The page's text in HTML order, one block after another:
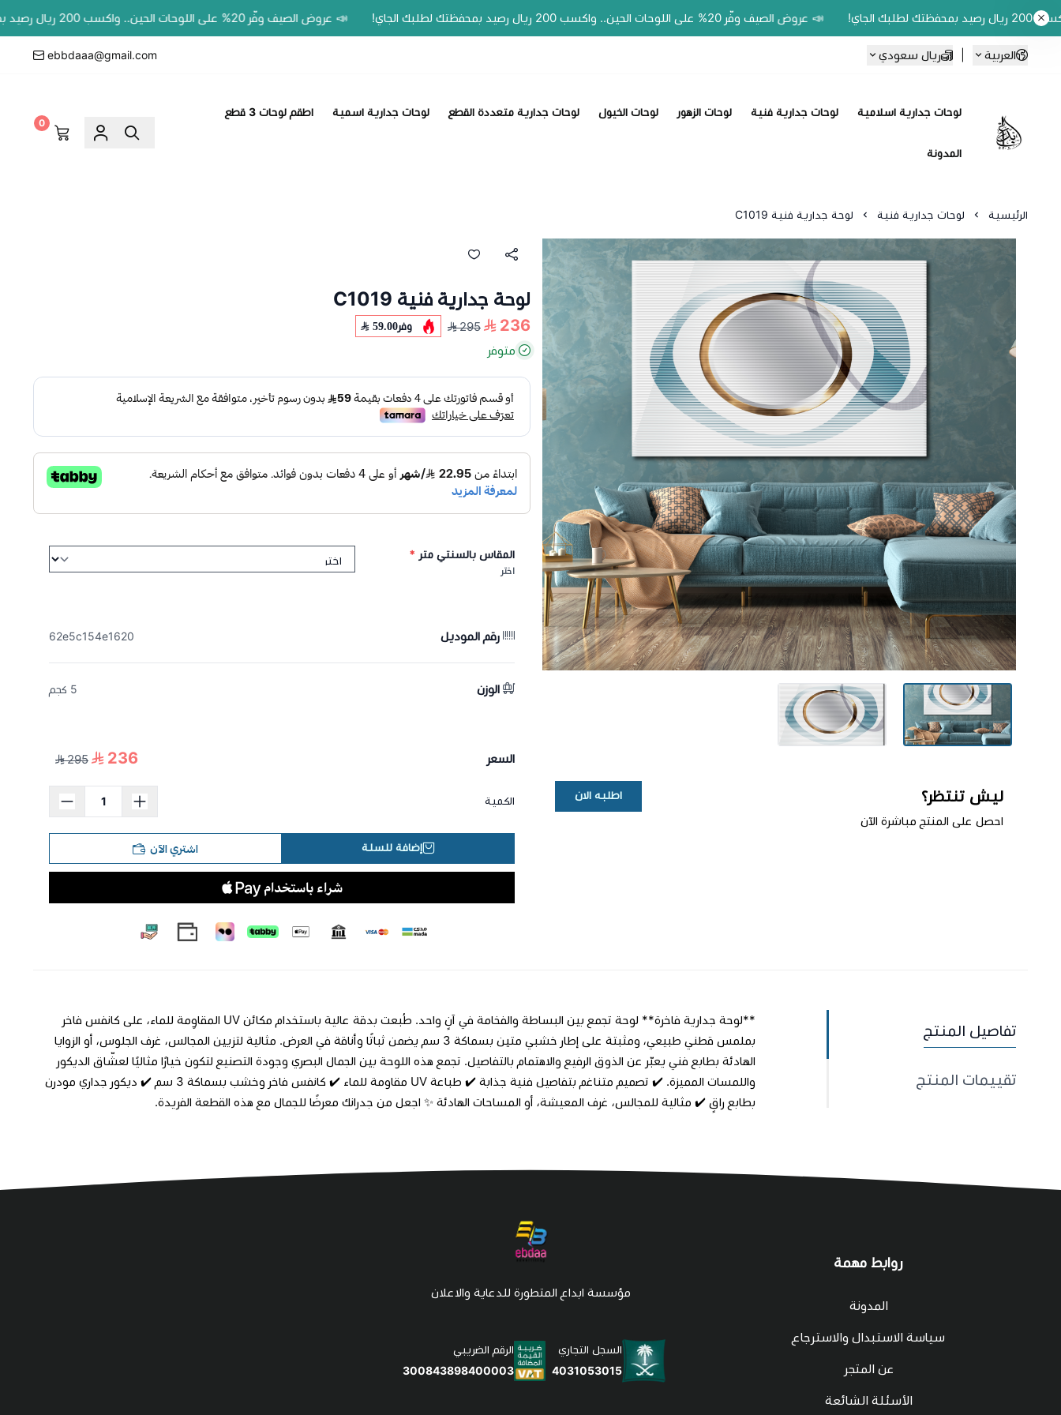
📣 عروض الصيف وفّر 20% على اللوحات الحين.. واكسب 200 ريال رصيد بمحفظتك لطلبك الجاي! 📣 عروض الصيف وفّر 20% على اللوحات الحين.. واكسب 200 ريال رصيد بمحفظتك لطلبك الجاي!
العربية ريال سعودي ebbdaaa@gmail.com
Ebbdaa art
لوحات جدارية اسلامية لوحات جدارية فنية لوحات الزهور لوحات الخيول لوحات جدارية متعددة القطع لوحات جدارية اسمية اطقم لوحات 3 قطع
المدونة
0
الرئيسية لوحات جدارية فنية لوحة جدارية فنية C1019
ليش تنتظر؟
احصل على المنتج مباشرة الآن
اطلبه الان
لوحة جدارية فنية C1019
236
295 وفر59.00
متوفر
المقاس بالسنتي متر *
اختر
رقم الموديل 62e5c154e1620
الوزن 5 كجم
السعر 236
295
الكمية
إضافة للسلة اشتري الآن
تفاصيل المنتج
تقييمات المنتج
**لوحة جدارية فاخرة** لوحة تجمع بين البساطة والفخامة في آنٍ واحد. طُبعت بدقة عالية باستخدام مكائن UV المقاوِمة للماء، على كانفس فاخر
بملمس قطني طبيعي، ومثبتة على إطار خشبي متين بسماكة 3 سم يضمن ثباتًا وأناقة في العرض. مثالية لتزيين المجالس، غرف الجلوس، أو الزوايا
الهادئة بطابع فني يعبّر عن الذوق الرفيع والاهتمام بالتفاصيل. تجمع هذه اللوحة بين الجمال البصري وجودة التصنيع لتكون خيارًا مثاليًا لعشّاق الديكور
واللمسات المميزة. ✔️ تصميم متناغم بتفاصيل فنية جذابة ✔️ طباعة UV مقاومة للماء ✔️ كانفس فاخر وخشب بسماكة 3 سم ✔️ ديكور جداري مودرن
بطابع راقٍ ✔️ مثالية للمجالس، غرف المعيشة، أو المساحات الهادئة ✨ اجعل من جدرانك معرضًا للجمال مع هذه القطعة الفريدة.
روابط مهمة
المدونة
سياسة الاستبدال والاسترجاع
عن المتجر
الأسئلة الشائعة
مؤسسة ابداع المتطورة للدعاية والاعلان
السجل التجاري
4031053015
الرقم الضريبي
300843898400003